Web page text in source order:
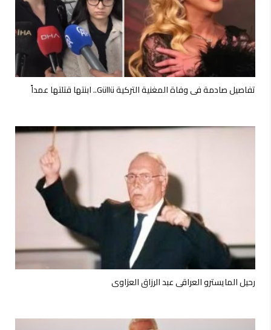
تفاصيل صادمة في وفاة المغنية التركية Güllü.. ابنتها قتلتها عمداً
رحيل المايسترو العراقي عبد الرزاق العزاوي